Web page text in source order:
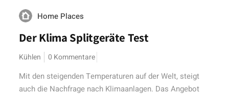
Home Places
Der Klima Splitgeräte Test
Kühlen 0 Kommentare
Mit den steigenden Temperaturen auf der Welt, steigt
auch die Nachfrage nach Klimaanlagen. Das Angebot